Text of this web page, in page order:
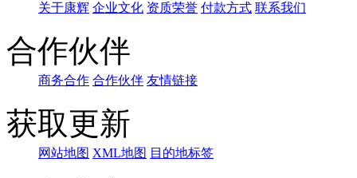
关于康辉 企业文化 资质荣誉 付款方式 联系我们
合作伙伴
商务合作 合作伙伴 友情链接
获取更新
网站地图 XML地图 目的地标签